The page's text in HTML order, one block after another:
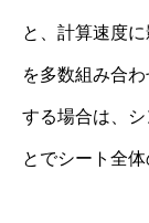
と、計算速度
を多数組み合
する場合は、
とでシート全